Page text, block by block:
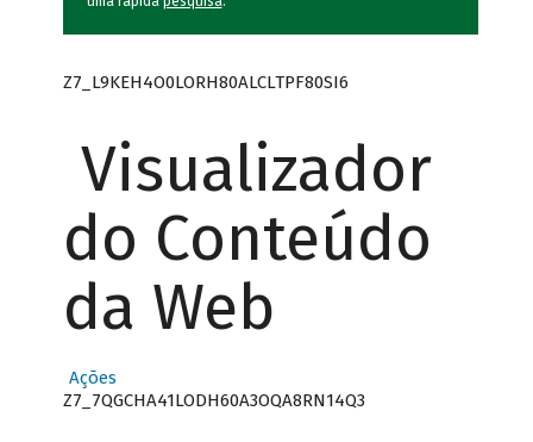
Z7_L9KEH4O0LORH80ALCLTPF80SI6
Visualizador
do Conteúdo
da Web
Ações
Z7_7QGCHA41LODH60A3OQA8RN14Q3